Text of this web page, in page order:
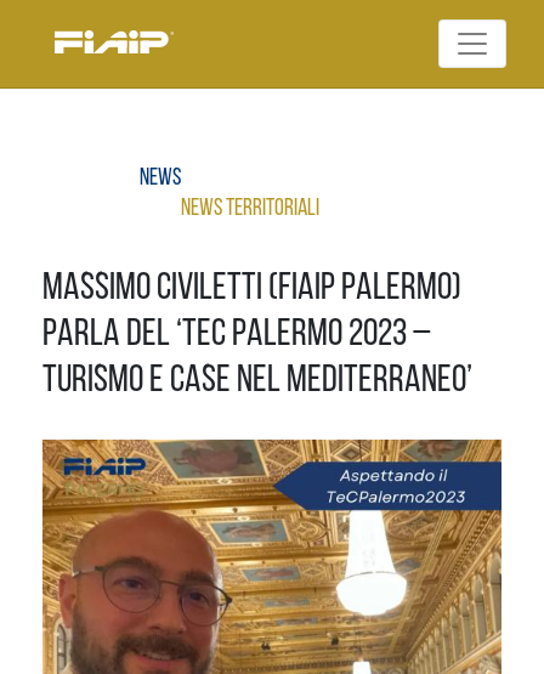
Federazione Italiana
News
News Territoriali
Massimo Civiletti (Fiaip Palermo)
parla del ‘Tec Palermo 2023 –
Turismo e Case nel Mediterraneo’